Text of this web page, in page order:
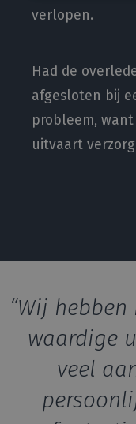
verlopen.
Had de
afgesloten bij
probleem,
uitvaart
“Wij
waardige
veel